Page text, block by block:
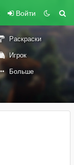
Войти
Раскраски
Игрок
Больше